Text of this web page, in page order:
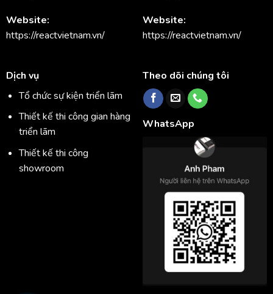
Website:
https://reactvietnam.vn/
Website:
https://reactvietnam.vn/
Dịch vụ
Tổ chức sự kiện triển lãm
Thiết kế thi công gian hàng
triển lãm
Thiết kế thi công
showroom
Theo dõi chúng tôi
WhatsApp